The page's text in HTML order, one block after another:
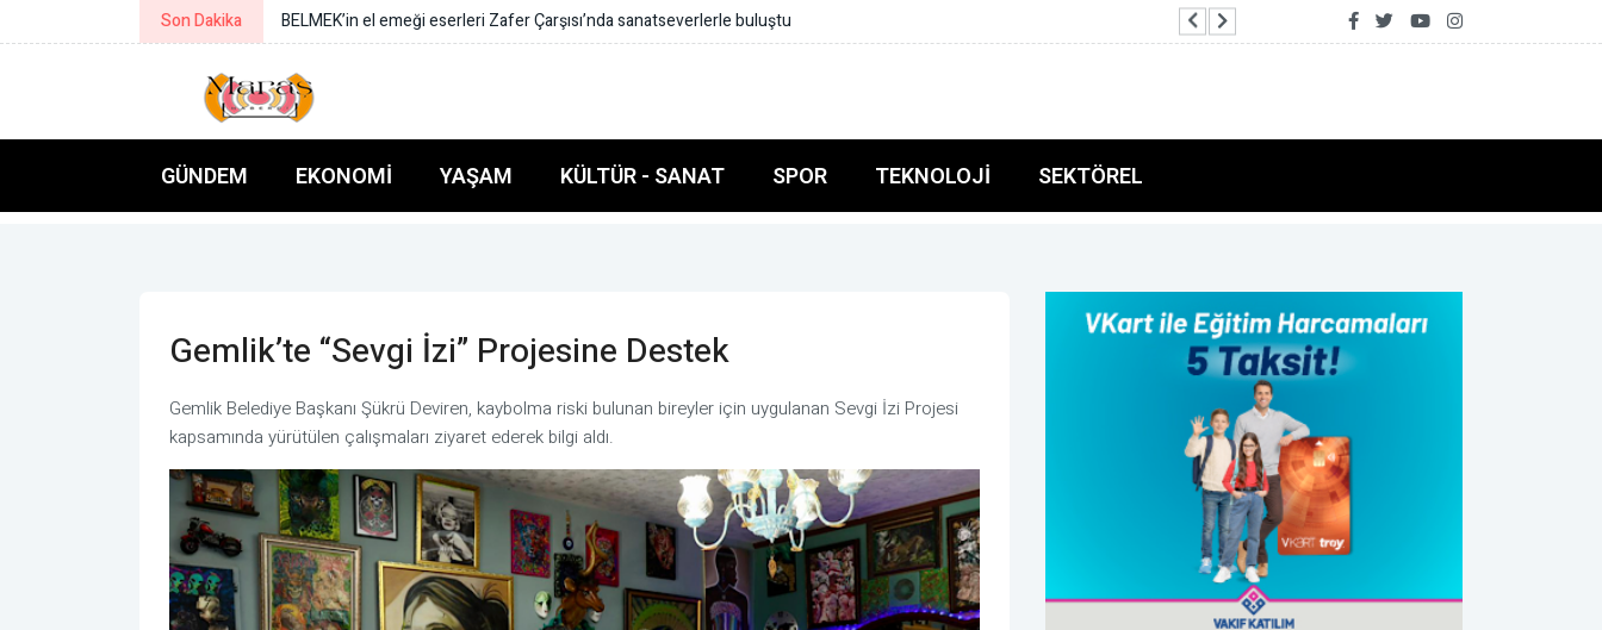
Son Dakika Kaçak yapı yıkımında hayat kurtaran müdahale: Anne kedi ve yavruları kurtarıldı Türk Dünyası Keçiören’de buluştu: Şölende
GÜNDEM EKONOMI YAŞAM KÜLTÜR - SANAT SPOR TEKNOLOJI SEKTÖREL
Gemlik’te “Sevgi İzi” Projesine Destek
Gemlik Belediye Başkanı Şükrü Deviren, kaybolma riski bulunan bireyler için uygulanan Sevgi İzi Projesi
kapsamında yürütülen çalışmaları ziyaret ederek bilgi aldı.